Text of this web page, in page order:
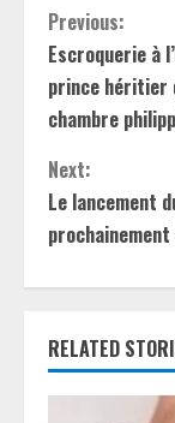
C
o
n
t
i
n
u
e
Previous:
Escroquerie à
prince héritier
chambre
Next:
Le lancement
RELATED